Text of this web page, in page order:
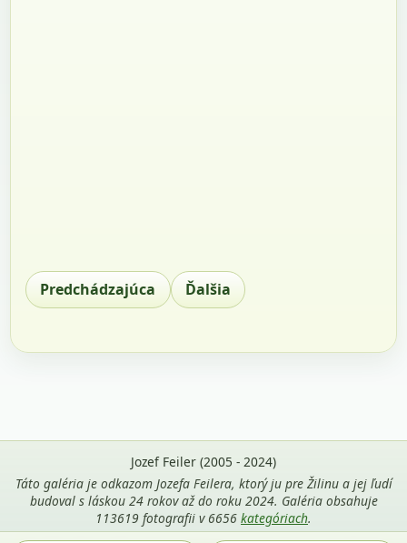
Predchádzajúca Ďalšia
Jozef Feiler (2005 - 2024)
Táto galéria je odkazom Jozefa Feilera, ktorý ju pre Žilinu a jej ľudí
budoval s láskou 24 rokov až do roku 2024. Galéria obsahuje
113619 fotografii v 6656 kategóriach.